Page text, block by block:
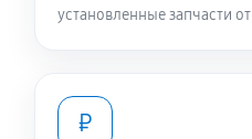
установленные запчасти
₽